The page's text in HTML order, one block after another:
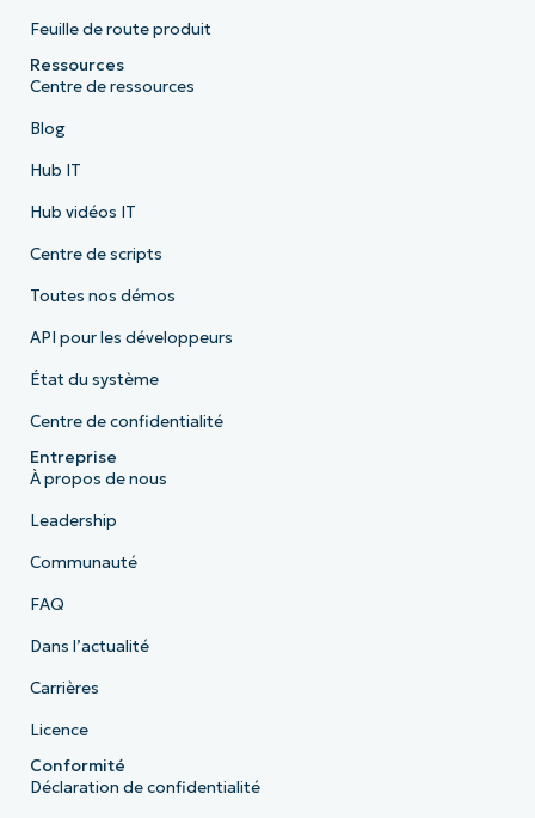
Feuille de route produit
Ressources
Centre de ressources
Blog
Hub IT
Hub vidéos IT
Centre de scripts
Toutes nos démos
API pour les développeurs
État du système
Centre de confidentialité
Entreprise
À propos de nous
Leadership
Communauté
FAQ
Dans l’actualité
Carrières
Licence
Conformité
Déclaration de confidentialité